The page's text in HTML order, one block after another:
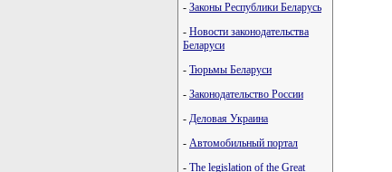
- Законы Республики Беларусь
- Новости законодательства
Беларуси
- Тюрьмы Беларуси
- Законодательство России
- Деловая Украина
- Автомобильный портал
- The legislation of the Great